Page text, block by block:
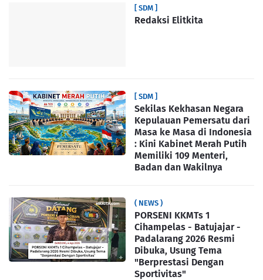
[ SDM ]
Redaksi Elitkita
[ SDM ]
Sekilas Kekhasan Negara
Kepulauan Pemersatu dari
Masa ke Masa di Indonesia
: Kini Kabinet Merah Putih
Memiliki 109 Menteri,
Badan dan Wakilnya
( NEWS )
PORSENI KKMTs 1
Cihampelas - Batujajar -
Padalarang 2026 Resmi
Dibuka, Usung Tema
"Berprestasi Dengan
Sportivitas"